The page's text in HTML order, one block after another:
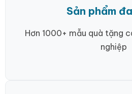
Sản phẩm
Hơn 1000+ mẫu quà tặng
nghiệp